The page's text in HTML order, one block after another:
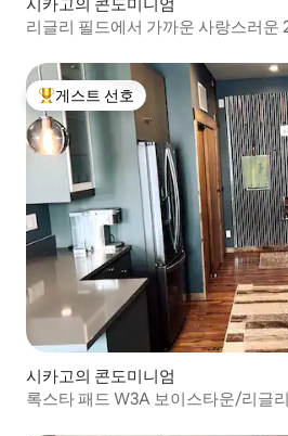
시카고의 콘도미니엄
리글리 필드에서 가까운 사랑스러운
상위 게스트 선호
게스트 선호
시카고의 콘도미니엄
록스타 패드 W3A 보이스타운/리글